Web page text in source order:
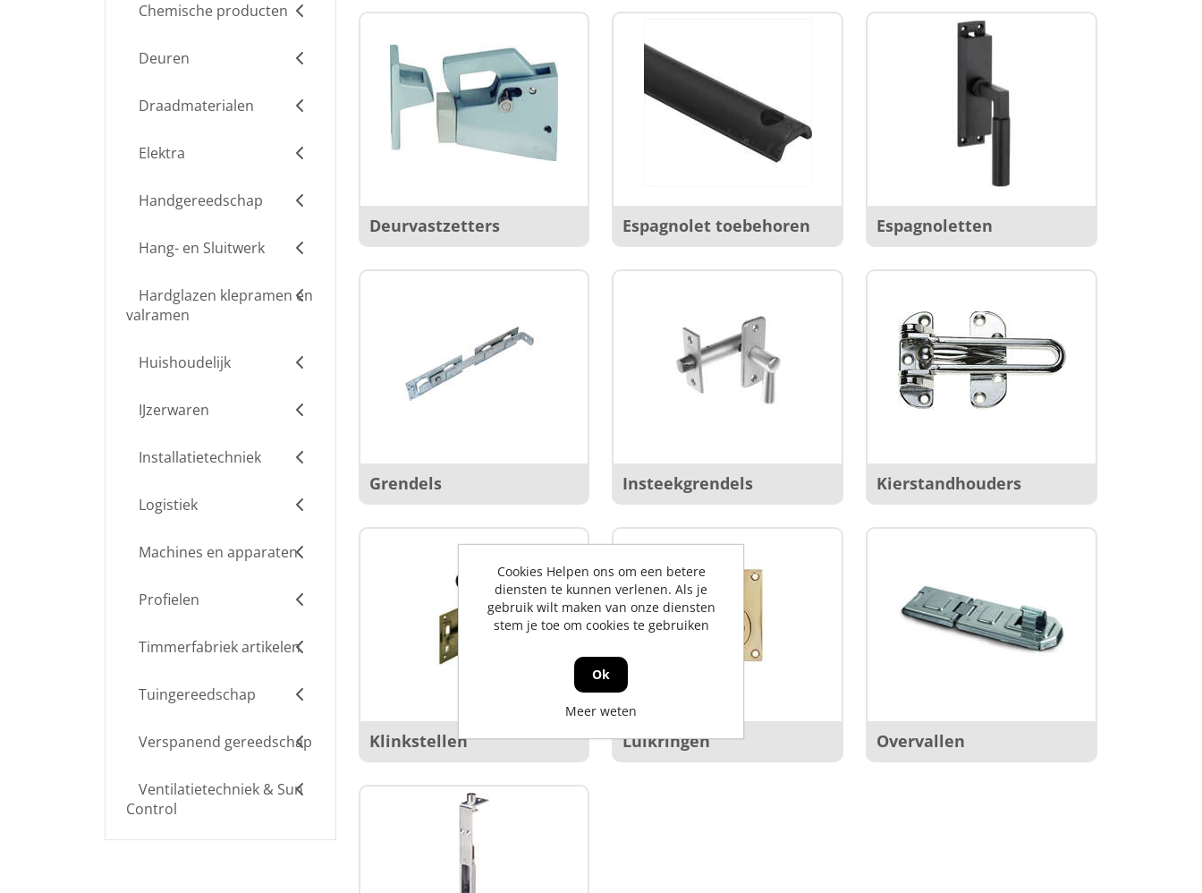
Chemische producten
Deuren
Draadmaterialen
Elektra
Handgereedschap
Hang- en Sluitwerk
Hardglazen klepramen en
valramen
Huishoudelijk
IJzerwaren
Installatietechniek
Logistiek
Machines en apparaten
Profielen
Timmerfabriek artikelen
Tuingereedschap
Verspanend gereedschap
Ventilatietechniek & Sun
Control
Deurvastzetters Espagnolet toebehoren Espagnoletten
Grendels Insteekgrendels Kierstandhouders
Klinkstellen Luikringen Overvallen
Cookies Helpen ons om een betere
diensten te kunnen verlenen. Als je
gebruik wilt maken van onze diensten
stem je toe om cookies te gebruiken
Ok
Meer weten